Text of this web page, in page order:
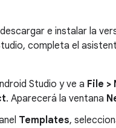
e instalar la
completa el
Studio y ve a File >
. Aparecerá la ventana
Templates,